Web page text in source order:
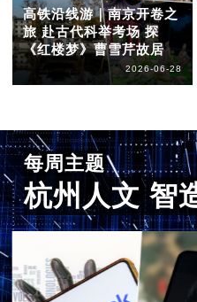
高铁沿线游｜南京开卷之
旅 赴古代科举考场 探
《红楼梦》曹雪芹故居
2026-06-28
每周主题
杭州人文 智